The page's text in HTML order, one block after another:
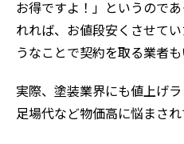
お得ですよ！」というので
れれば、お値段安くさせて
うなことで契約を取る業者も
実際、塗装業界にも値上げ
足場代など物価高に悩まされ